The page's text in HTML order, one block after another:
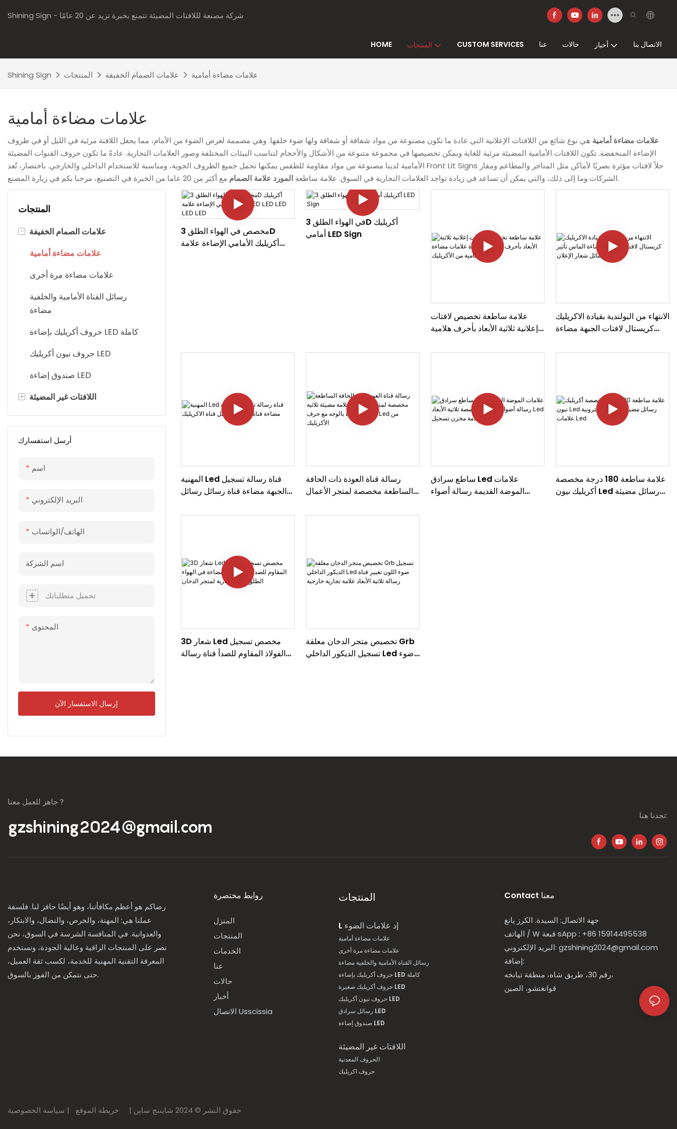
Shining Sign - شركة مصنعة لللافتات المضيئة تتمتع بخبرة تزيد عن 20 عامًا
HOME المنتجات CUSTOM SERVICES عنا حالات أخبار الاتصال بنا
Shining Sign المنتجات علامات الصمام الخفيفة علامات مضاءة أمامية
علامات مضاءة أمامية
علامات مضاءة أمامية هي نوع شائع من اللافتات الإعلانية التي عادة ما تكون مصنوعة من مواد شفافة أو شفافة ولها ضوء خلفها. وهي مصممة لعرض الضوء من الأمام، مما يجعل اللافتة مرئية في الليل أو في ظروف
الإضاءة المنخفضة. تكون اللافتات الأمامية المضيئة مرئية للغاية ويمكن تخصيصها في مجموعة متنوعة من الأشكال والأحجام لتناسب البيئات المختلفة وصور العلامات التجارية. عادةً ما تكون حروف القنوات المضيئة
الأمامية لدينا مصنوعة من مواد مقاومة للطقس يمكنها تحمل جميع الظروف الجوية، ومناسبة للاستخدام الداخلي والخارجي. باختصار، تُعد Front Lit Signs حلاً لافتات مؤثرة بصريًا لأماكن مثل المتاجر والمطاعم ومقار
الشركات وما إلى ذلك، والتي يمكن أن تساعد في زيادة تواجد العلامات التجارية في السوق. علامة ساطعة المورد علامة الصمام مع أكثر من 20 عاما من الخبرة في التصنيع، مرحبا بكم في زيارة المصنع.
المنتجات
-
علامات الصمام الخفيفة
علامات مضاءة أمامية
علامات مضاءة مرة أخرى
رسائل القناة الأمامية والخلفية
مضاءة
حروف أكريليك بإضاءة LED كاملة
حروف نيون أكريليك LED
صندوق إضاءة LED
+ اللافتات غير المضيئة
الحروف المعدنية
أرسل استفسارك
اسم
البريد الإلكتروني
الهاتف/الواتساب
اسم الشركة
تحميل متطلباتك
المحتوى
إرسال الاستفسار الآن
مخصص في الهواء الطلق 3D
أكريليك الأمامي الإضاءة علامة
في الهواء الطلق 3D أكريليك
أمامي LED Sign
علامة ساطعة تخصيص لافتات
إعلانية ثلاثية الأبعاد بأحرف هلامية
الأكريليك
الانتهاء من البولندية بقيادة الاكريليك
كريستال لافتات الجبهة مضاءة
الإعلان
المهنية Led قناة رسالة تسجيل
الجبهة مضاءة قناة رسائل رسائل
رسالة قناة العودة ذات الحافة
الساطعة مخصصة لمتجر الأعمال
بالوجه مع حرف Led من الأكريليك
ساطع سرادق Led علامات
الموضة القديمة رسالة أضواء
علامة ساطعة 180 درجة مخصصة
أكريليك نيون Led رسائل مضيئة
3D شعار Led مخصص تسجيل
الفولاذ المقاوم للصدأ قناة رسالة
تخصيص متجر الدخان معلقة Grb
تسجيل الديكور الداخلي Led ضوء
جاهز للعمل معنا？
gzshining2024@gmail.com
تجدنا هنا:
رضاكم هو أعظم مكافأتنا، وهو أيضًا حافز لنا. فلسفة
عملنا هي: المهنة، والحرص، والنضال، والابتكار،
والعدوانية. في المنافسة الشرسة في السوق، نحن
نصر على المنتجات الراقية وعالية الجودة، ونستخدم
المعرفة التقنية المهنية للخدمة، لكسب ثقة العميل،
حتى نتمكن من الفوز بالسوق.
روابط مختصرة
المنزل
المنتجات
الخدمات
عنا
حالات
أخبار
الاتصال Usscissia
المنتجات
L إد علامات الضوء
علامات مضاءة أمامية
علامات مضاءة مرة أخرى
رسائل القناة الأمامية والخلفية مضاءة
حروف أكريليك بإضاءة LED كاملة
حروف أكريليك صغيرة LED
حروف نيون أكريليك LED
رسائل سرادق LED
صندوق إضاءة LED
اللافتات غير المضيئة
الحروف المعدنية
حروف اكريليك
Contact معنا
جهة الاتصال: السيدة. الكرز يانغ
الهاتف / W sApp : +86 15914495538
البريد الإلكتروني: gzshining2024@gmail.com
إضافة:
رقم 30، طريق شاه، منطقة تيانخه،
قوانغتشو، الصين
حقوق النشر © 2024 شايننج ساين | خريطة الموقع | سياسة الخصوصية